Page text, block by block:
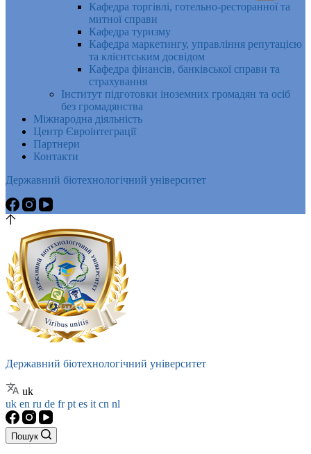
Кафедра торгівлі, готельно-ресторанної та
митної справи
Кафедра туризму
Кафедра маркетингу, управління репутацією
та клієнтським досвідом
Кафедра фінансів, банківської справи та
страхування
Інститут підготовки іноземних громадян та осіб
без громадянства
Міжнародна діяльність
Центр Євроінтеграції
Партнери
Контакти
Державний біотехнологічний університет
Державний біотехнологічний університет
uk
uk en ru de frpt es it cn nl
Пошук